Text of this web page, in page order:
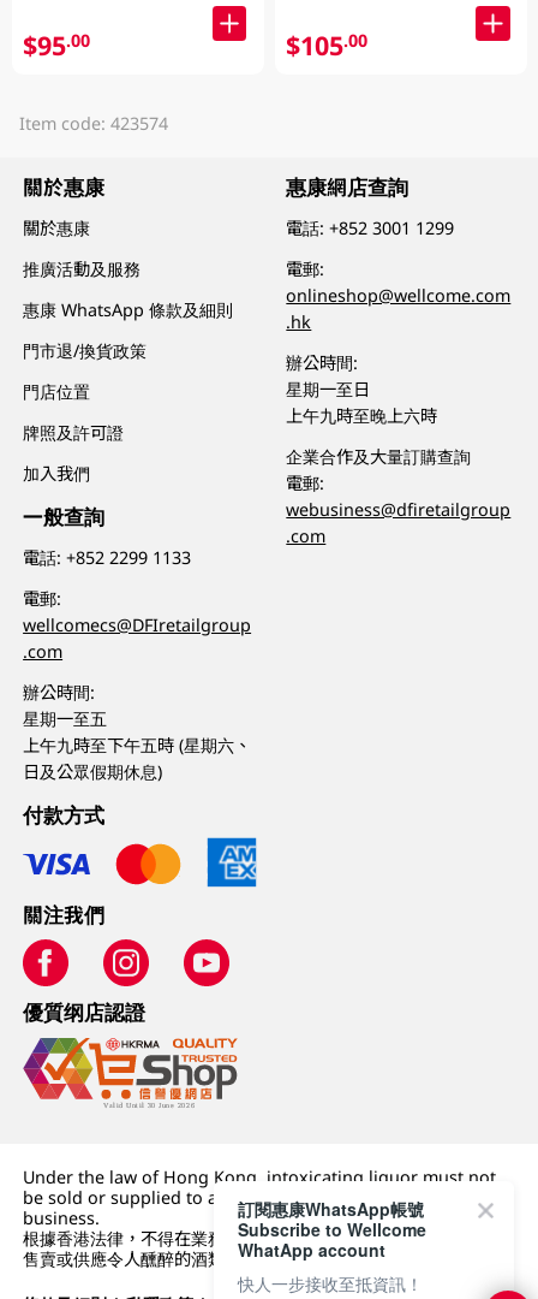
$95.00 $105.00
Item code: 423574
關於惠康
關於惠康
推廣活動及服務
惠康 WhatsApp 條款及細則
門市退/換貨政策
門店位置
牌照及許可證
加入我們
一般查詢
電話:+852 2299 1133
電郵:
wellcomecs@DFIretailgroup
.com
辦公時間:
星期一至五
上午九時至下午五時 (星期六、
日及公眾假期休息)
惠康網店查詢
電話:+852 3001 1299
電郵:
onlineshop@wellcome.com
.hk
辦公時間:
星期一至日
上午九時至晚上六時
企業合作及大量訂購查詢
電郵:
webusiness@dfiretailgroup
.com
付款方式
關注我們
優質纲店認證
Under the law of Hong Kong, intoxicating liquor must not
be sold or supplied to a minor (under 18) in the course of
business.
根據香港法律，不得在業務過程中，向未成年人 (18 歲以下人士)
售賣或供應令人醺醉的酒類。
訂閱惠康WhatsApp帳號
Subscribe to Wellcome
WhatApp account
快人一步接收至抵資訊！